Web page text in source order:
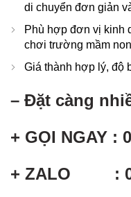
di chuyển đơn giản
Phù hợp đơn vị kinh
chơi trường mầm
Giá thành hợp lý, độ
– Đặt càng
+ GỌI NGAY :
+ ZALO :